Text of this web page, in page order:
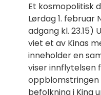
Et kosmopolitisk
Lørdag 1.
adgang kl. 23.15)
viet et av Kinas
inneholder en
viser innflytelsen
oppblomstringen
befolkning i Kina